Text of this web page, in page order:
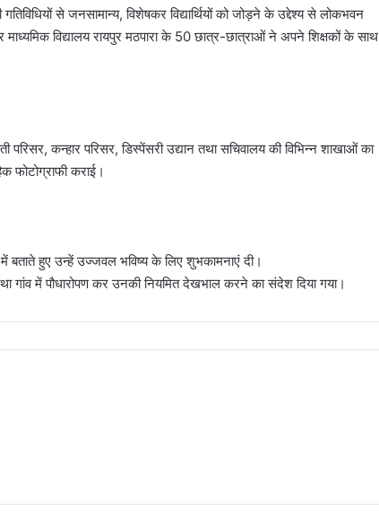
से जनसामान्य, विशेषकर विद्यार्थियों को जोड़ने के उद्देश्य से लोकभवन
विद्यालय रायपुर मठपारा के 50 छात्र-छात्राओं ने अपने शिक्षकों के साथ
परिसर, कन्हार परिसर, डिस्पेंसरी उद्यान तथा सचिवालय की विभिन्न शाखाओं का
फोटोग्राफी कराई।
बताते हुए उन्हें उज्जवल भविष्य के लिए शुभकामनाएं दी।
गांव में पौधारोपण कर उनकी नियमित देखभाल करने का संदेश दिया गया।